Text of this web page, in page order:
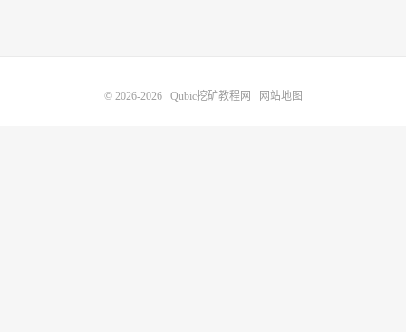
© 2026-2026 Qubic挖矿教程网 网站地图